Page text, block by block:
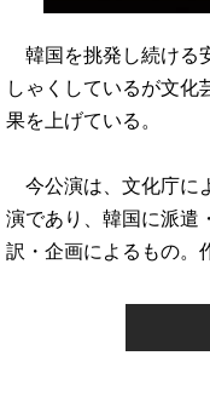
韓国を挑発し続ける
しゃくしているが文化
果を上げている。
今公演は、文化庁に
演であり、韓国に派遣
訳・企画によるもの。